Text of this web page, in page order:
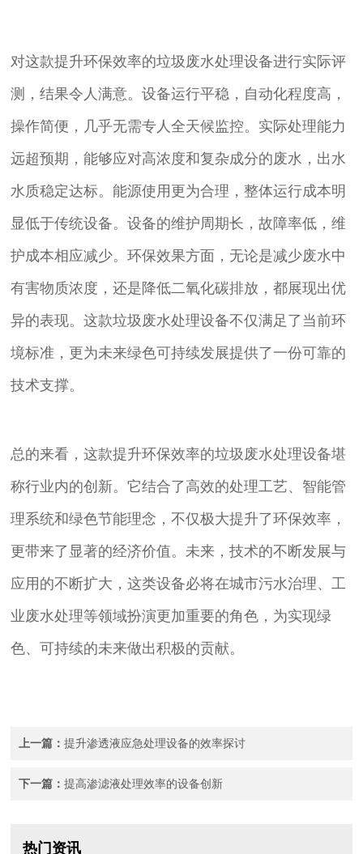
对这款提升环保效率的垃圾废水处理设备进行实际评
测，结果令人满意。设备运行平稳，自动化程度高，
操作简便，几乎无需专人全天候监控。实际处理能力
远超预期，能够应对高浓度和复杂成分的废水，出水
水质稳定达标。能源使用更为合理，整体运行成本明
显低于传统设备。设备的维护周期长，故障率低，维
护成本相应减少。环保效果方面，无论是减少废水中
有害物质浓度，还是降低二氧化碳排放，都展现出优
异的表现。这款垃圾废水处理设备不仅满足了当前环
境标准，更为未来绿色可持续发展提供了一份可靠的
技术支撑。
总的来看，这款提升环保效率的垃圾废水处理设备堪
称行业内的创新。它结合了高效的处理工艺、智能管
理系统和绿色节能理念，不仅极大提升了环保效率，
更带来了显著的经济价值。未来，技术的不断发展与
应用的不断扩大，这类设备必将在城市污水治理、工
业废水处理等领域扮演更加重要的角色，为实现绿
色、可持续的未来做出积极的贡献。
上一篇：提升渗透液应急处理设备的效率探讨
下一篇：提高渗滤液处理效率的设备创新
热门资讯